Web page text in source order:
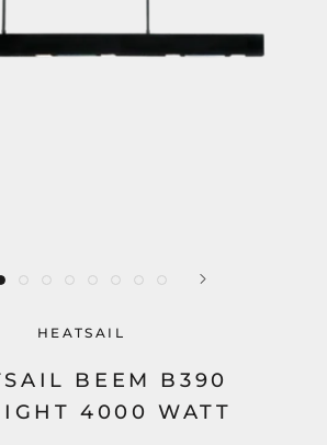
HEATSAIL
BEEM B390
4000 WATT